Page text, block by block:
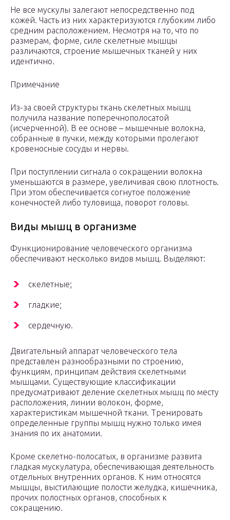
Не все мускулы залегают непосредственно под
кожей. Часть из них характеризуются глубоким либо
средним расположением. Несмотря на то, что по
размерам, форме, силе скелетные мышцы
различаются, строение мышечных тканей у них
идентично.
Примечание
Из-за своей структуры ткань скелетных мышц
получила название поперечнополосатой
(исчерченной). В ее основе – мышечные волокна,
собранные в пучки, между которыми пролегают
кровеносные сосуды и нервы.
При поступлении сигнала о сокращении волокна
уменьшаются в размере, увеличивая свою плотность.
При этом обеспечивается согнутое положение
конечностей либо туловища, поворот головы.
Виды мышц в организме
Функционирование человеческого организма
обеспечивают несколько видов мышц. Выделяют:
скелетные;
гладкие;
сердечную.
Двигательный аппарат человеческого тела
представлен разнообразными по строению,
функциям, принципам действия скелетными
мышцами. Существующие классификации
предусматривают деление скелетных мышц по месту
расположения, линии волокон, форме,
характеристикам мышечной ткани. Тренировать
определенные группы мышц нужно только имея
знания по их анатомии.
Кроме скелетно-полосатых, в организме развита
гладкая мускулатура, обеспечивающая деятельность
отдельных внутренних органов. К ним относятся
мышцы, выстилающие полости желудка, кишечника,
прочих полостных органов, способных к
сокращению.